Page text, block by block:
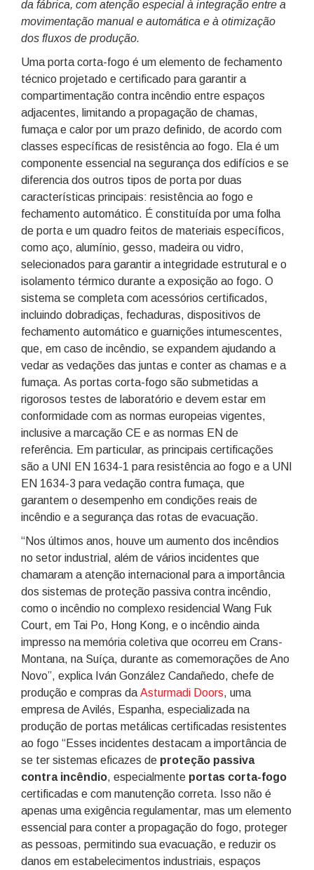
da fábrica, com atenção especial à integração entre a
movimentação manual e automática e à otimização
dos fluxos de produção.
Uma porta corta-fogo é um elemento de fechamento
técnico projetado e certificado para garantir a
compartimentação contra incêndio entre espaços
adjacentes, limitando a propagação de chamas,
fumaça e calor por um prazo definido, de acordo com
classes específicas de resistência ao fogo. Ela é um
componente essencial na segurança dos edifícios e se
diferencia dos outros tipos de porta por duas
características principais: resistência ao fogo e
fechamento automático. É constituída por uma folha
de porta e um quadro feitos de materiais específicos,
como aço, alumínio, gesso, madeira ou vidro,
selecionados para garantir a integridade estrutural e o
isolamento térmico durante a exposição ao fogo. O
sistema se completa com acessórios certificados,
incluindo dobradiças, fechaduras, dispositivos de
fechamento automático e guarnições intumescentes,
que, em caso de incêndio, se expandem ajudando a
vedar as vedações das juntas e conter as chamas e a
fumaça. As portas corta-fogo são submetidas a
rigorosos testes de laboratório e devem estar em
conformidade com as normas europeias vigentes,
inclusive a marcação CE e as normas EN de
referência. Em particular, as principais certificações
são a UNI EN 1634-1 para resistência ao fogo e a UNI
EN 1634-3 para vedação contra fumaça, que
garantem o desempenho em condições reais de
incêndio e a segurança das rotas de evacuação.
“Nos últimos anos, houve um aumento dos incêndios
no setor industrial, além de vários incidentes que
chamaram a atenção internacional para a importância
dos sistemas de proteção passiva contra incêndio,
como o incêndio no complexo residencial Wang Fuk
Court, em Tai Po, Hong Kong, e o incêndio ainda
impresso na memória coletiva que ocorreu em Crans-
Montana, na Suíça, durante as comemorações de Ano
Novo”, explica Iván González Candañedo, chefe de
produção e compras da Asturmadi Doors, uma
empresa de Avilés, Espanha, especializada na
produção de portas metálicas certificadas resistentes
ao fogo “Esses incidentes destacam a importância de
se ter sistemas eficazes de proteção passiva
contra incêndio, especialmente portas corta-fogo
certificadas e com manutenção correta. Isso não é
apenas uma exigência regulamentar, mas um elemento
essencial para conter a propagação do fogo, proteger
as pessoas, permitindo sua evacuação, e reduzir os
danos em estabelecimentos industriais, espaços